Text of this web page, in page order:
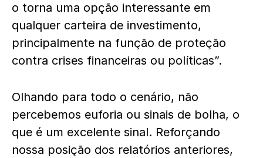
o torna uma opção interessante em
qualquer carteira de investimento,
principalmente na função de proteção
contra crises financeiras ou políticas”.
Olhando para todo o cenário, não
percebemos euforia ou sinais de bolha, o
que é um excelente sinal. Reforçando
nossa posição dos relatórios anteriores,